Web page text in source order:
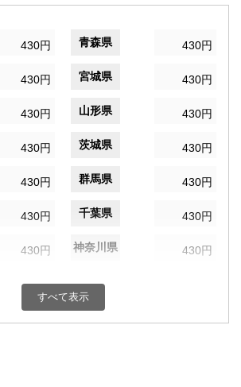
430円 青森県 430円
430円 宮城県 430円
430円 山形県 430円
430円 茨城県 430円
430円 群馬県 430円
430円 千葉県 430円
430円 神奈川県 430円
430円 富山県
すべて表示